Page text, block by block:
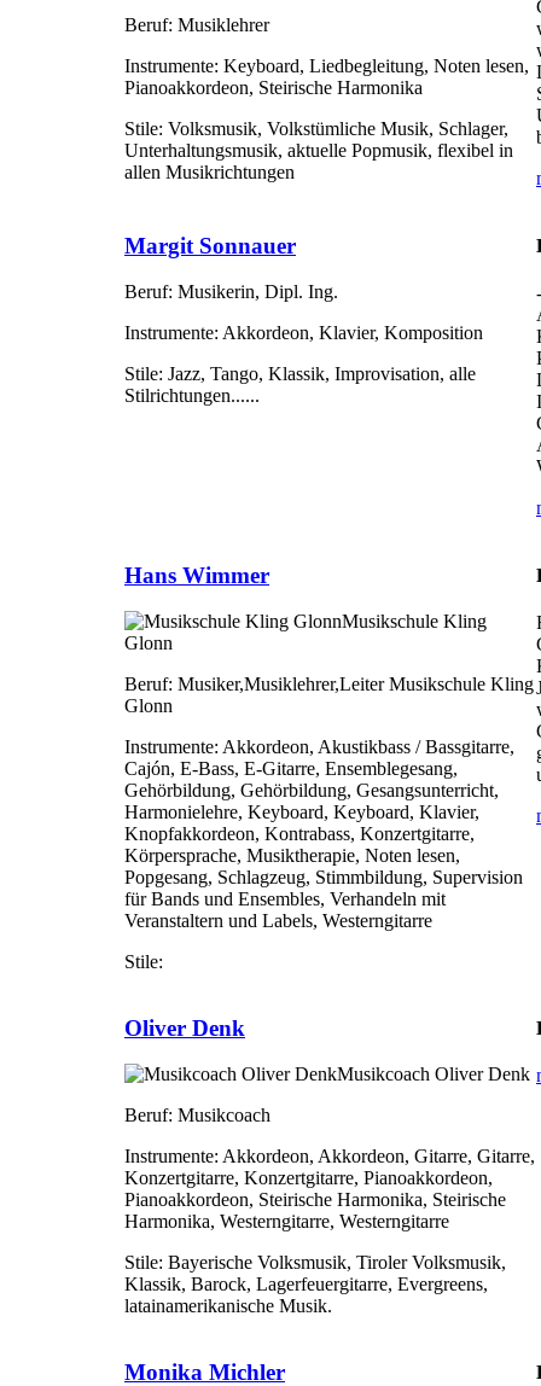
Beruf: Musiklehrer
Instrumente: Keyboard, Liedbegleitung, Noten lesen,
Pianoakkordeon, Steirische Harmonika
Stile: Volksmusik, Volkstümliche Musik, Schlager,
Unterhaltungsmusik, aktuelle Popmusik, flexibel in
allen Musikrichtungen
Margit Sonnauer
Beruf: Musikerin, Dipl. Ing.
Instrumente: Akkordeon, Klavier, Komposition
Stile: Jazz, Tango, Klassik, Improvisation, alle
Stilrichtungen......
Hans Wimmer
Musikschule Kling
Glonn
Beruf: Musiker,Musiklehrer,Leiter Musikschule Kling
Glonn
Instrumente: Akkordeon, Akustikbass / Bassgitarre,
Cajón, E-Bass, E-Gitarre, Ensemblegesang,
Gehörbildung, Gehörbildung, Gesangsunterricht,
Harmonielehre, Keyboard, Keyboard, Klavier,
Knopfakkordeon, Kontrabass, Konzertgitarre,
Körpersprache, Musiktherapie, Noten lesen,
Popgesang, Schlagzeug, Stimmbildung, Supervision
für Bands und Ensembles, Verhandeln mit
Veranstaltern und Labels, Westerngitarre
Stile:
Oliver Denk
Musikcoach Oliver Denk
Beruf: Musikcoach
Instrumente: Akkordeon, Akkordeon, Gitarre, Gitarre,
Konzertgitarre, Konzertgitarre, Pianoakkordeon,
Pianoakkordeon, Steirische Harmonika, Steirische
Harmonika, Westerngitarre, Westerngitarre
Stile: Bayerische Volksmusik, Tiroler Volksmusik,
Klassik, Barock, Lagerfeuergitarre, Evergreens,
latainamerikanische Musik.
Monika Michler